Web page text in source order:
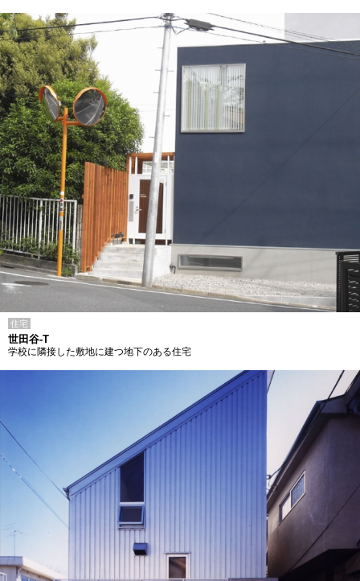
住宅
世田谷-T
学校に隣接した敷地に建つ地下のある住宅